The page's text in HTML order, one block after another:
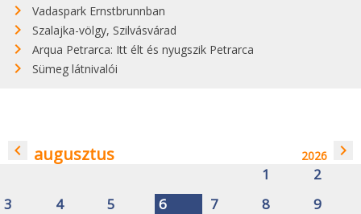
Vadaspark Ernstbrunnban
Szalajka-völgy, Szilvásvárad
Arqua Petrarca: Itt élt és nyugszik Petrarca
Sümeg látnivalói
navigate_before augusztus 2026 navigate_next
1
2
3
4 5 6 7 8
9